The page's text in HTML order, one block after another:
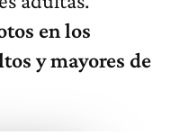
en los
y mayores de